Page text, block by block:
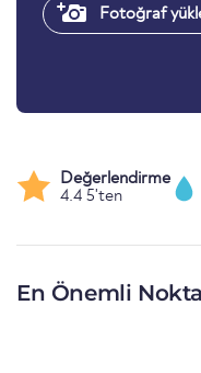
Fotoğraf
Değerlendirme
4.4 5'ten
En Önemli